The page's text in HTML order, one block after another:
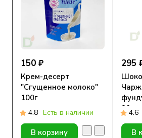
150 ₽
Крем-десерт
"Сгущенное молоко"
100г
4.8 Есть в наличии
В корзину
295
90г.
4.6
В